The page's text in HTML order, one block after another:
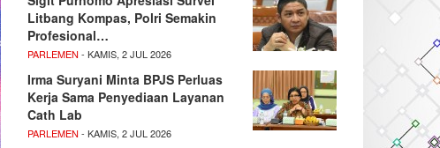
Litbang Kompas, Polri Semakin
Profesional…
PARLEMEN - KAMIS, 2 JUL 2026
Irma Suryani Minta BPJS Perluas
Kerja Sama Penyediaan Layanan
Cath Lab
PARLEMEN - KAMIS, 2 JUL 2026